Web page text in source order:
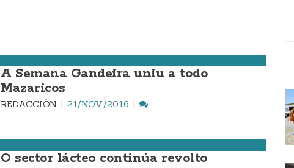
A Semana Gandeira uniu a todo
Mazaricos
REDACCIÓN 21/NOV./2016
O sector lácteo continúa revolto